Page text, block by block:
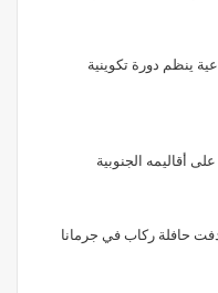
ينظم دورة تكوينية
أقاليمه الجنوبية
حافلة ركاب في جرمانا